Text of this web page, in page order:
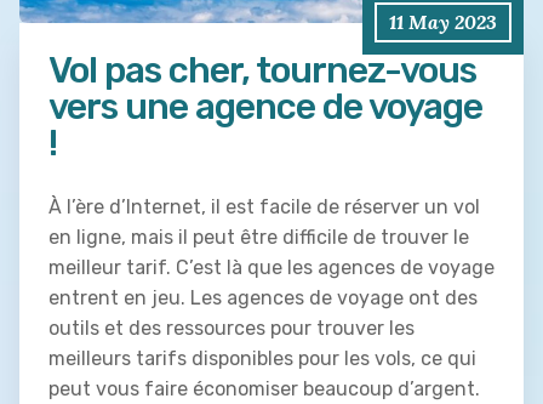
11 May 2023
Vol pas cher, tournez-vous
vers une agence de voyage
!
À l’ère d’Internet, il est facile de réserver un vol
en ligne, mais il peut être difficile de trouver le
meilleur tarif. C’est là que les agences de voyage
entrent en jeu. Les agences de voyage ont des
outils et des ressources pour trouver les
meilleurs tarifs disponibles pour les vols, ce qui
peut vous faire économiser beaucoup d’argent.